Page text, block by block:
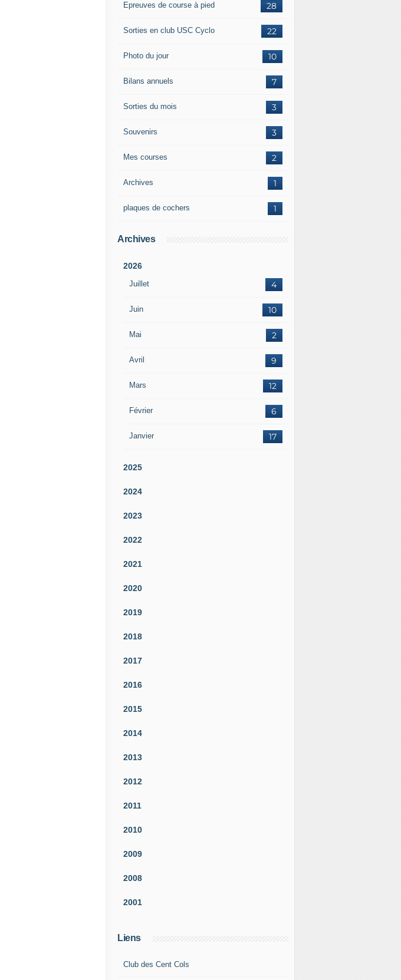
28
Epreuves de course à pied
22
Sorties en club USC Cyclo
10
Photo du jour
7
Bilans annuels
3
Sorties du mois
3
Souvenirs
2
Mes courses
1
Archives
1
plaques de cochers
Archives
2026
Juillet 4
Juin 10
Mai 2
Avril 9
Mars 12
Février 6
Janvier 17
2025
2024
2023
2022
2021
2020
2019
2018
2017
2016
2015
2014
2013
2012
2011
2010
2009
2008
2001
Liens
Club des Cent Cols